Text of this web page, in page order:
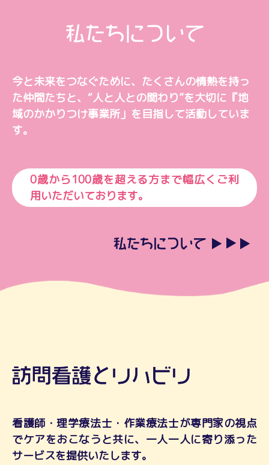
今と未来をつなぐために、 たくさんの情熱を持っ
た仲間たちと、 “人と人との関わり”を大切に 『地
域のかかりつけ事業所」を目指して活動していま
す。
0歳から100歳を超える方まで幅広くご利
用いただいております。
看護師・理学療法士・作業療法士が専門家の視点
でケアをおこなうと共に、一人一人に寄り添った
サービスを提供いたします。